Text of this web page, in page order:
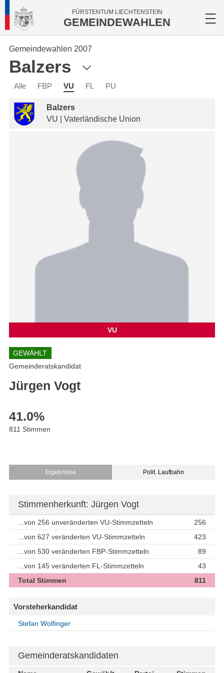
FÜRSTENTUM LIECHTENSTEIN
GEMEINDEWAHLEN
Gemeindewahlen 2007
Balzers
Alle FBP VU FL PU
Balzers
VU | Vaterländische Union
VU
GEWÄHLT
Gemeinderatskandidat
Jürgen Vogt
41.0%
811 Stimmen
Ergebnisse Polit. Laufbahn
Stimmenherkunft: Jürgen Vogt
...von 256 unveränderten VU-Stimmzetteln
256
...von 627 veränderten VU-Stimmzetteln
423
...von 530 veränderten FBP-Stimmzetteln
89
...von 145 veränderten FL-Stimmzetteln
43
Total Stimmen
811
Vorsteherkandidat
Stefan Wolfinger
Gemeinderatskandidaten